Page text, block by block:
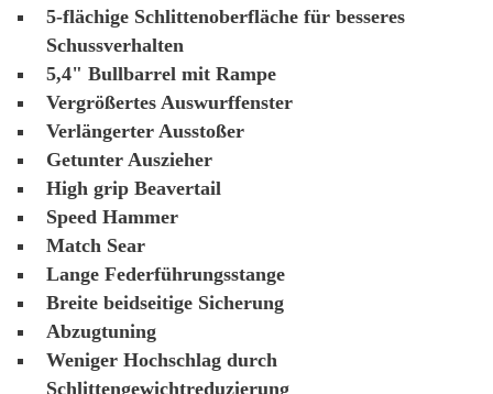
5-flächige Schlittenoberfläche für besseres
Schussverhalten
5,4" Bullbarrel mit Rampe
Vergrößertes Auswurffenster
Verlängerter Ausstoßer
Getunter Auszieher
High grip Beavertail
Speed Hammer
Match Sear
Lange Federführungsstange
Breite beidseitige Sicherung
Abzugtuning
Weniger Hochschlag durch
Schlittengewichtreduzierung